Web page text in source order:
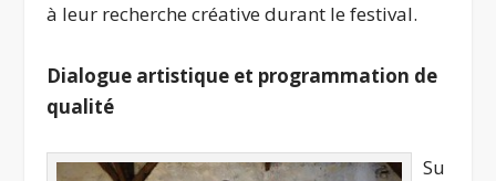
à leur recherche créative durant le festival.
Dialogue artistique et programmation de
qualité
Su